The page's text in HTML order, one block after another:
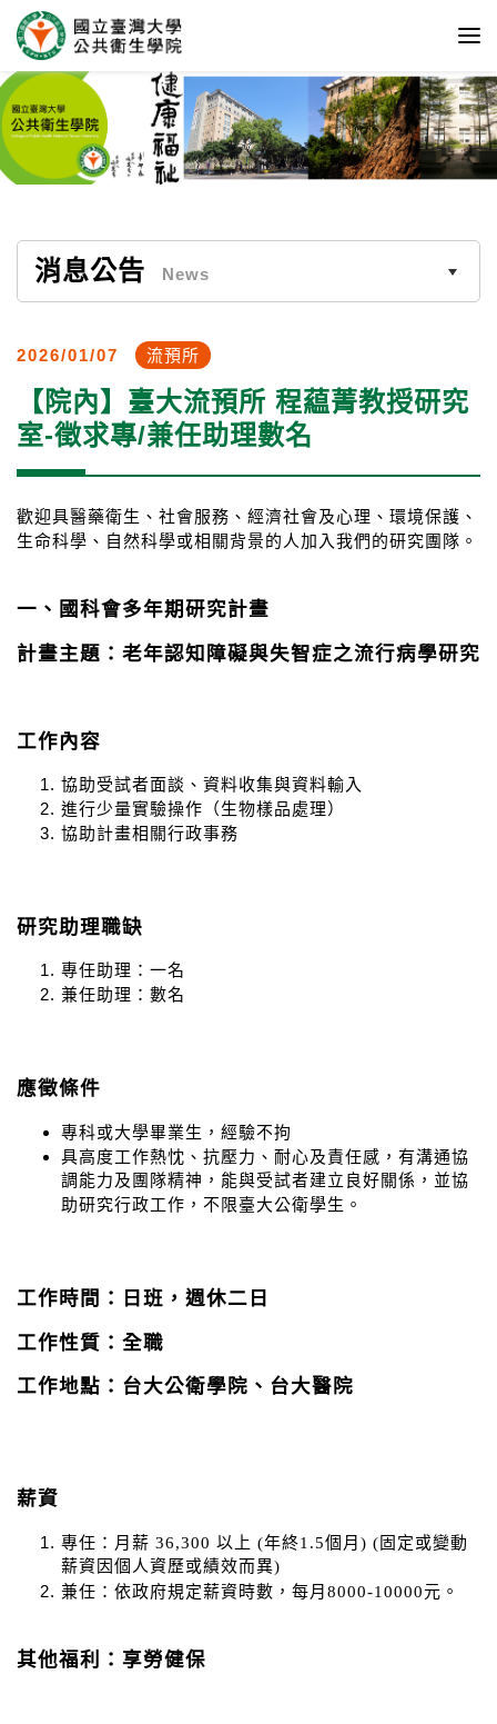
消息公告 News
2026/01/07 流預所
【院內】臺大流預所 程藴菁教授研究
室-徵求專/兼任助理數名
歡迎具醫藥衛生、社會服務、經濟社會及心理、環境保護、
生命科學、自然科學或相關背景的人加入我們的研究團隊。
一、國科會多年期研究計畫
計畫主題：老年認知障礙與失智症之流行病學研究
工作內容
協助受試者面談、資料收集與資料輸入
進行少量實驗操作（生物樣品處理）
協助計畫相關行政事務
研究助理職缺
專任助理：一名
兼任助理：數名
應徵條件
專科或大學畢業生，經驗不拘
具高度工作熱忱、抗壓力、耐心及責任感，有溝通協
調能力及團隊精神，能與受試者建立良好關係，並協
助研究行政工作，不限臺大公衛學生。
工作時間：日班，週休二日
工作性質：全職
工作地點：台大公衛學院、台大醫院
薪資
專任：月薪 36,300 以上 (年終1.5個月) (固定或變動
薪資因個人資歷或績效而異)
兼任：依政府規定薪資時數，每月8000-10000元。
其他福利：享勞健保